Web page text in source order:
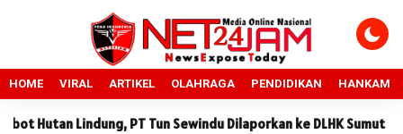
HOME VIRAL ARTIKEL OLAHRAGA PENDIDIKAN HANKAM
PT Tun Sewindu Dilaporkan ke DLHK Sumut Sidang